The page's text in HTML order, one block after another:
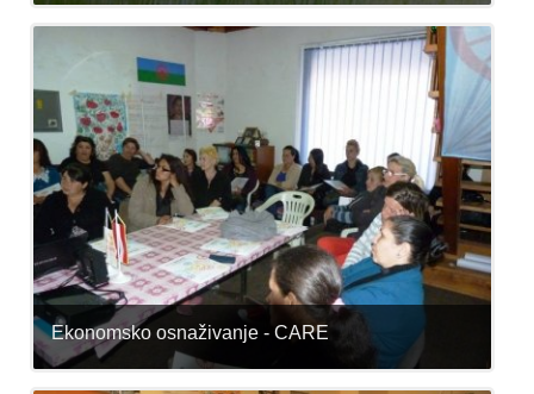
2015 godine.
Ekonomsko osnaživanje - CARE
Visoko 23.04.2015.